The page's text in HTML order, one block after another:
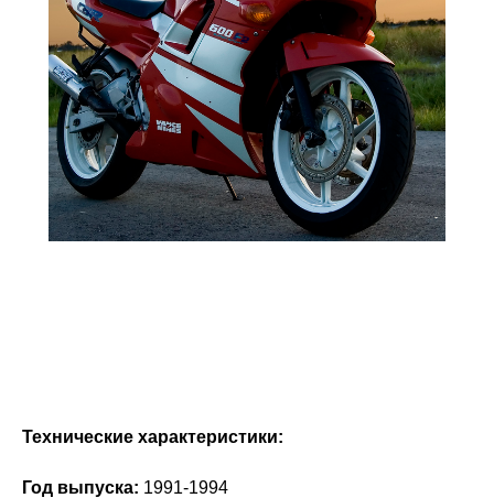
Технические характеристики:
Год выпуска: 1991-1994